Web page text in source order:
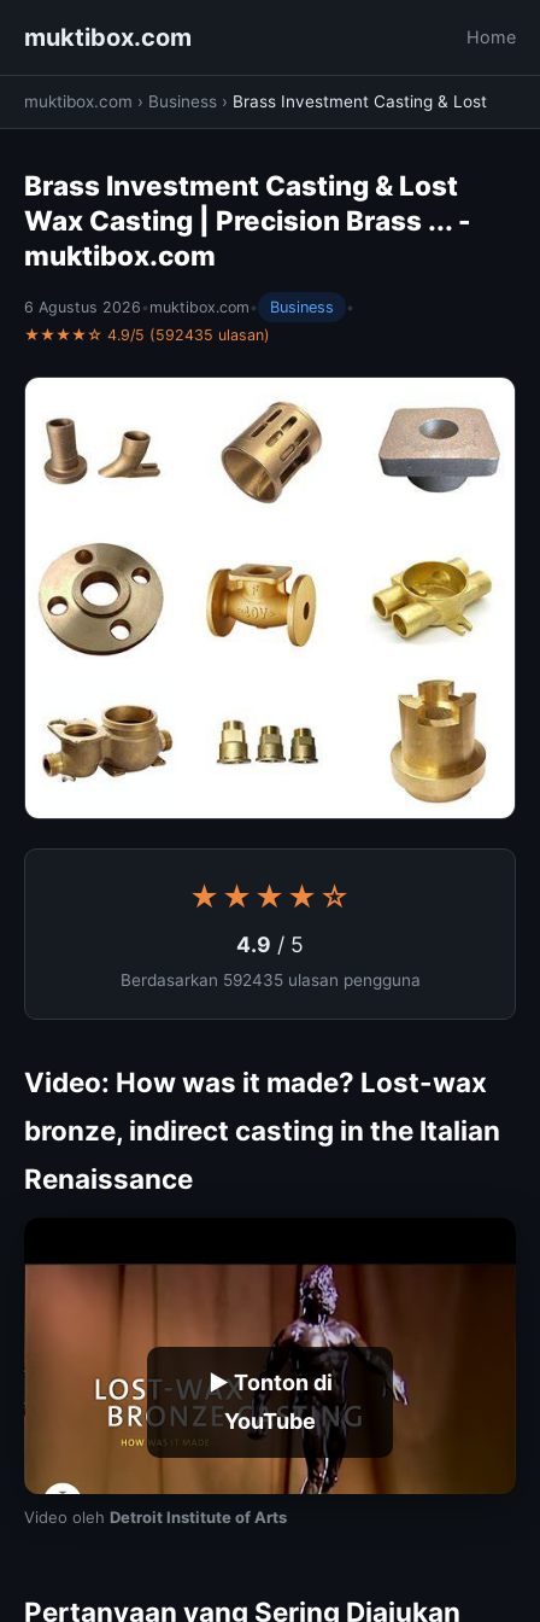
muktibox.com Home
muktibox.com › Business › Brass Investment Casting & Lost
Brass Investment Casting & Lost
Wax Casting | Precision Brass ... -
muktibox.com
6 Agustus 2026 • muktibox.com • Business
•
★★★★☆ 4.9/5 (592435 ulasan)
★★★★☆
4.9 / 5
Berdasarkan 592435 ulasan pengguna
Video: How was it made? Lost-wax
bronze, indirect casting in the Italian
Renaissance
▶ Tonton di
YouTube
Video oleh Detroit Institute of Arts
Pertanyaan yang Sering Diajukan